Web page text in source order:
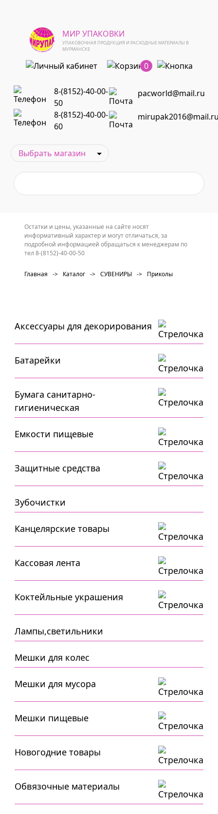
МИР УПАКОВКИ
УПАКОВОЧНАЯ ПРОДУКЦИЯ И РАСХОДНЫЕ МАТЕРИАЛЫ В
МУРМАНСКЕ
0
8-(8152)-40-00-
50
pacworld@mail.ru
8-(8152)-40-00-
60
Остатки и цены, указанные на сайте носят
информативный характер и могут отличаться, за
подробной информацией обращаться к менеджерам по
тел 8-(8152)-40-00-50
Главная -> Каталог -> СУВЕНИРЫ -> Приколы
Аксессуары для декорирования
Батарейки
Бумага санитарно-
гигиеническая
Емкости пищевые
Защитные средства
Зубочистки
Канцелярские товары
Кассовая лента
Коктейльные украшения
Лампы,светильники
Мешки для колес
Мешки для мусора
Мешки пищевые
Новогодние товары
Обвязочные материалы